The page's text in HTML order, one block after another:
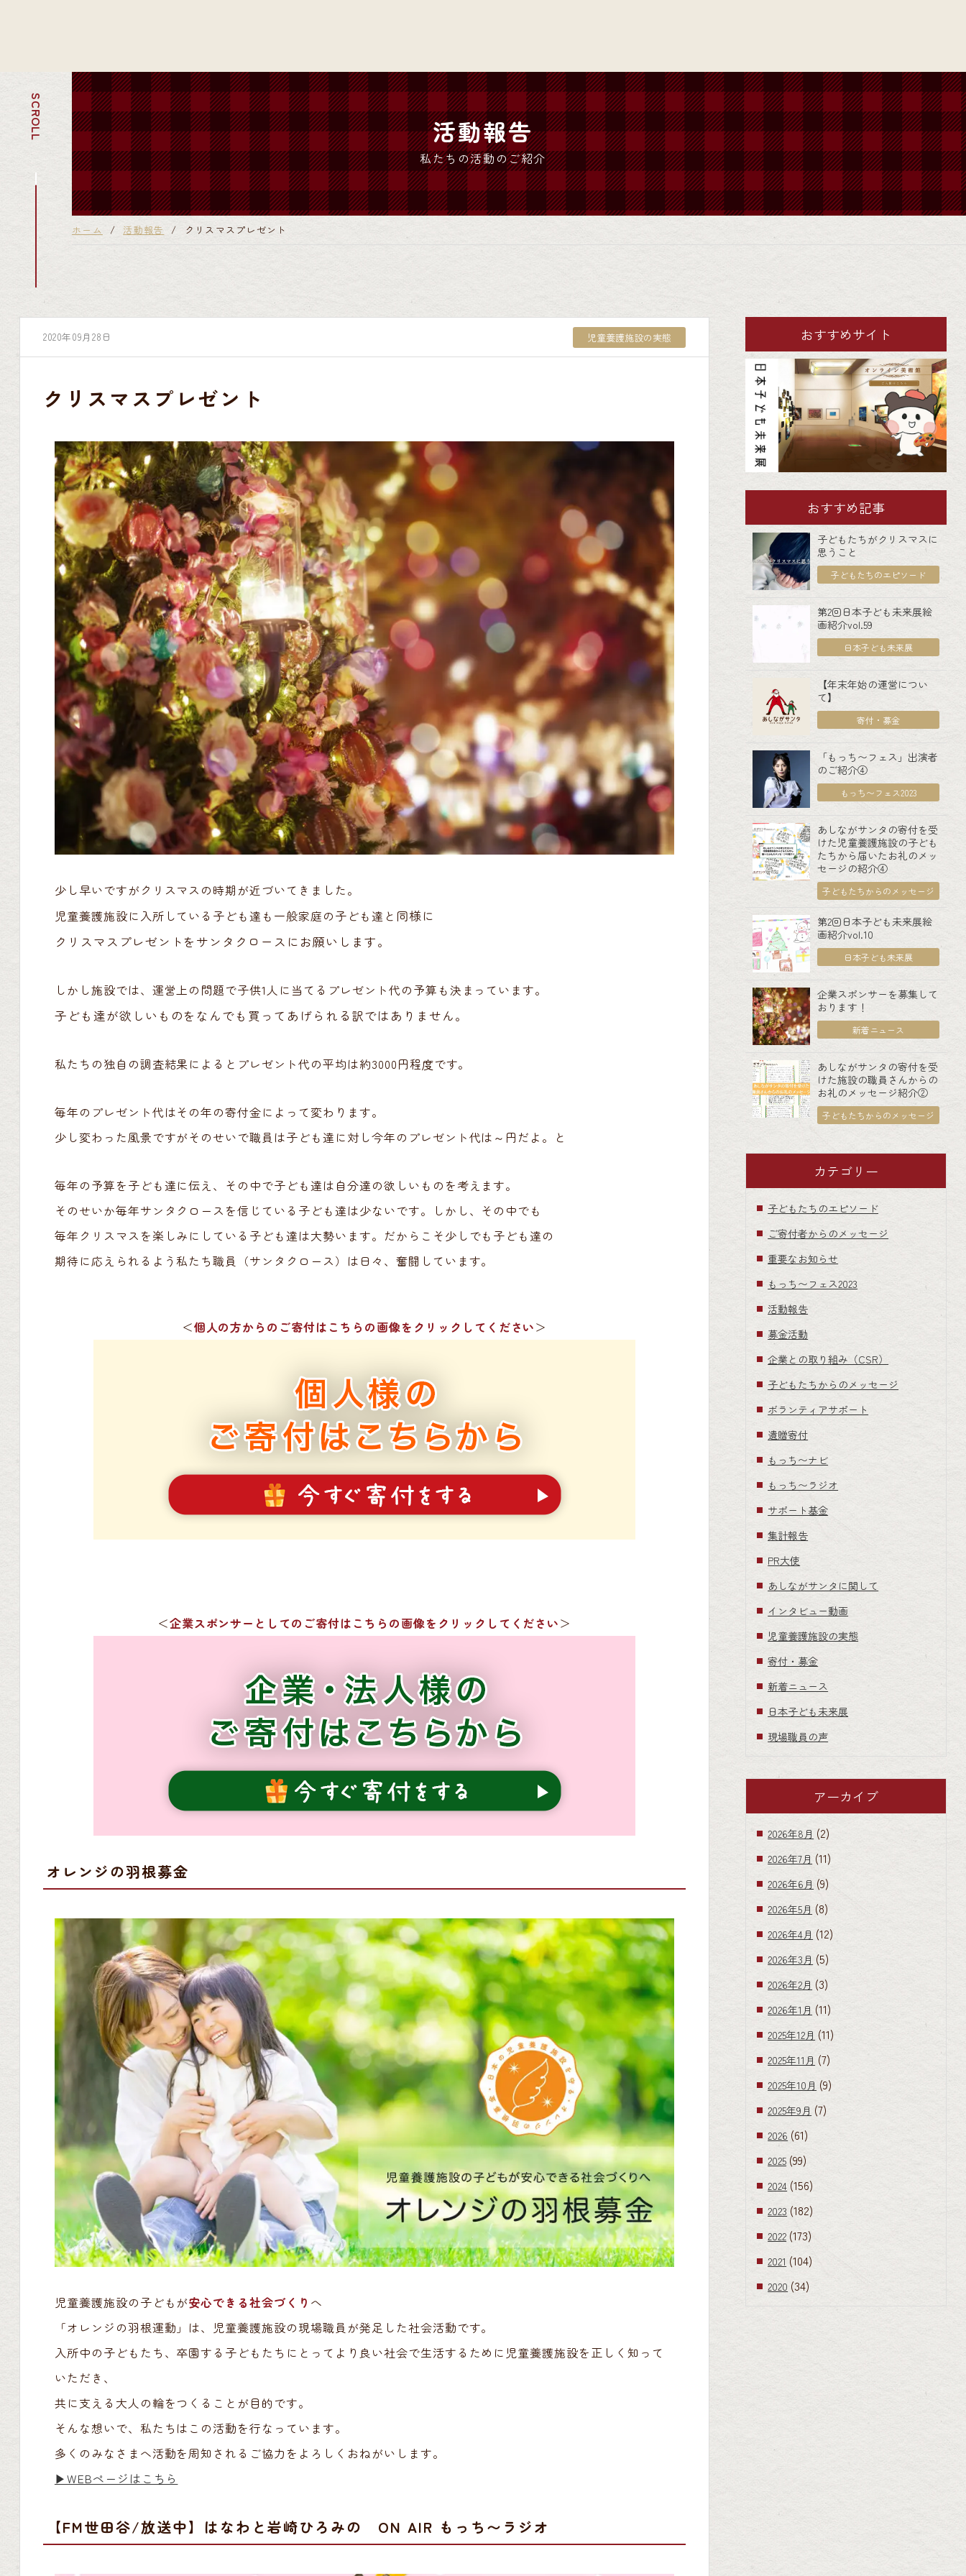
SCROLL 活動報告
私たちの活動のご紹介
ホーム 活動報告 クリスマスプレゼント
2020年09月28日 児童養護施設の実態
クリスマスプレゼント
少し早いですがクリスマスの時期が近づいてきました。
児童養護施設に入所している子ども達も一般家庭の子ども達と 同様に
クリスマスプレゼントをサンタクロースにお願いします。
しかし施設では、運営上の問題で子供1人に当てるプレゼント代の予算も決まっています。
子ども達が欲しいものをなんでも買ってあげられる訳ではありません。
私たちの独自の調査結果によるとプレゼント代の平均は約3000円程度です。
毎年のプレゼント代はその年の寄付金によって変わります。
少し変わった風景ですがそのせいで職員は子ども達に対し今年のプレゼント代は～円だよ。と
毎年の予算を子ども達に伝え、その中で子ども達は自分達の欲しいものを考えます。
そのせいか毎年サンタクロースを信じている子ども達は少ないです。しかし、その中でも
毎年クリスマスを楽しみにしている子ども達は大勢います。だからこそ少しでも子ども達の
期待に応えられるよう私たち職員（サンタクロース）は日々、奮闘しています。
＜個人の方からのご寄付はこちらの画像をクリックしてください＞
＜企業スポンサーとしてのご寄付はこちらの画像をクリックしてください＞
オレンジの羽根募金
児童養護施設の子どもが安心できる社会づくり へ
「オレンジの羽根運動」は、児童養護施設の現場職員が発足した社会活動です。
入所中の子どもたち、卒園する子どもたちにとってより良い社会で生活するために児童養護施設を正しく知って
いただき、
共に支える大人の輪をつくることが目的です。
そんな想いで、私たちはこの活動を行なっています。
多くのみなさまへ活動を周知されるご協力をよろしくおねがいします。
▶︎WEBページはこちら
【FM世田谷/放送中】はなわと岩崎ひろみの ON AIR もっち〜ラジオ
おすすめサイト
おすすめ記事
子どもたちがクリスマスに
思うこと
子どもたちのエピソード
第2回日本子ども未来展絵
画紹介vol.59
日本子ども未来展
【年末年始の運営につい
て】
寄付・募金
「もっち〜フェス」出演者
のご紹介④
もっち〜フェス2023
あしながサンタの寄付を受
けた児童養護施設の子ども
たちから届いたお礼のメッ
セージの紹介④
子どもたちからのメッセージ
第2回日本子ども未来展絵
画紹介vol.10
日本子ども未来展
企業スポンサーを募集して
おります！
新着ニュース
あしながサンタの寄付を受
けた施設の職員さんからの
お礼のメッセージ紹介②
子どもたちからのメッセージ
カテゴリー
子どもたちのエピソード
ご寄付者からのメッセージ
重要なお知らせ
もっち〜フェス2023
活動報告
募金活動
企業との取り組み（CSR）
子どもたちからのメッセージ
ボランティアサポート
遺贈寄付
もっち〜ナビ
もっち〜ラジオ
サポート基金
集計報告
PR大使
あしながサンタに関して
インタビュー動画
児童養護施設の実態
寄付・募金
新着ニュース
日本子ども未来展
現場職員の声
アーカイブ
2026年8月 (2)
2026年7月 (11)
2026年6月 (9)
2026年5月 (8)
2026年4月 (12)
2026年3月 (5)
2026年2月 (3)
2026年1月 (11)
2025年12月 (11)
2025年11月 (7)
2025年10月 (9)
2025年9月 (7)
2026 (61)
2025 (99)
2024 (156)
2023 (182)
2022 (173)
2021 (104)
2020 (34)